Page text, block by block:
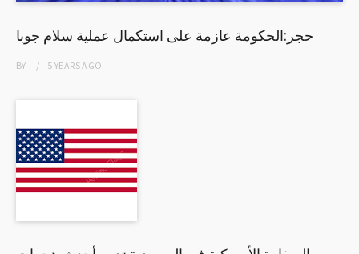
حجر:الحكومة عازمة على استكمال عملية سلام جوبا
BY 5 YEARSAGO